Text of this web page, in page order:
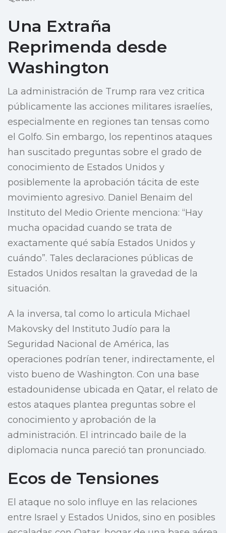
Una Extraña
Reprimenda desde
Washington
La administración de Trump rara vez critica
públicamente las acciones militares israelíes,
especialmente en regiones tan tensas como
el Golfo. Sin embargo, los repentinos ataques
han suscitado preguntas sobre el grado de
conocimiento de Estados Unidos y
posiblemente la aprobación tácita de este
movimiento agresivo. Daniel Benaim del
Instituto del Medio Oriente menciona: “Hay
mucha opacidad cuando se trata de
exactamente qué sabía Estados Unidos y
cuándo”. Tales declaraciones públicas de
Estados Unidos resaltan la gravedad de la
situación.
A la inversa, tal como lo articula Michael
Makovsky del Instituto Judío para la
Seguridad Nacional de América, las
operaciones podrían tener, indirectamente, el
visto bueno de Washington. Con una base
estadounidense ubicada en Qatar, el relato de
estos ataques plantea preguntas sobre el
conocimiento y aprobación de la
administración. El intrincado baile de la
diplomacia nunca pareció tan pronunciado.
Ecos de Tensiones
El ataque no solo influye en las relaciones
entre Israel y Estados Unidos, sino en posibles